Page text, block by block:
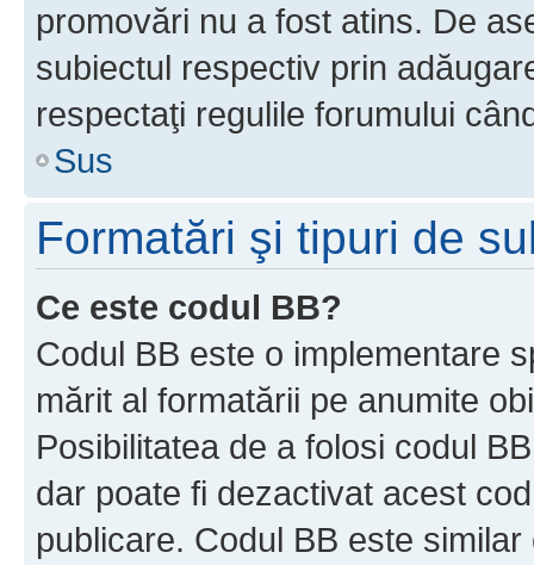
promovări nu a fost atins. De
subiectul respectiv prin
respectaţi regulile forumului
Sus
Formatări şi tipuri de
Ce este codul BB?
Codul BB este o implementare
mărit al formatării pe anumite
Posibilitatea de a folosi codul
dar poate fi dezactivat acest
publicare. Codul BB este